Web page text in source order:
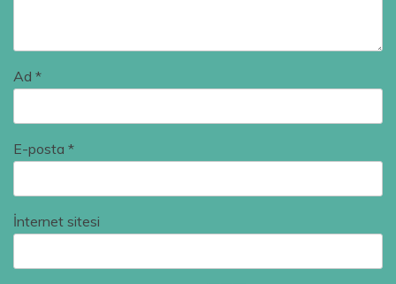
Ad *
E-posta *
İnternet sitesi